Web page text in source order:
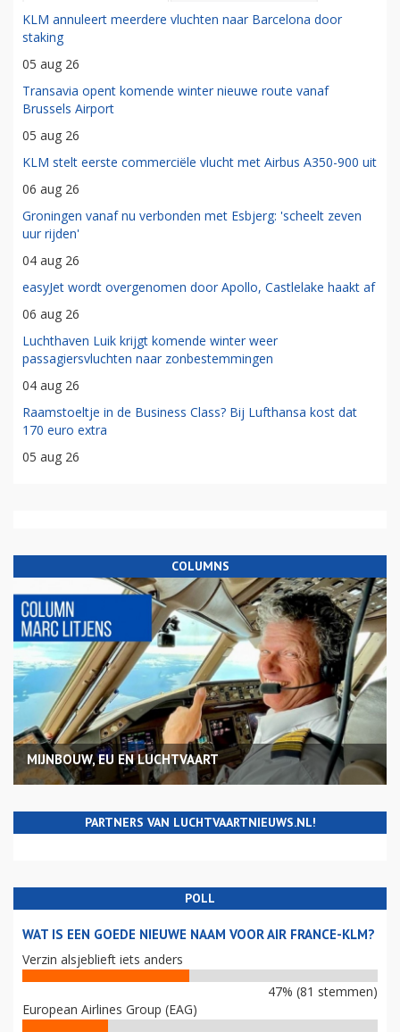
KLM annuleert meerdere vluchten naar Barcelona door
staking
05 aug 26
Transavia opent komende winter nieuwe route vanaf
Brussels Airport
05 aug 26
KLM stelt eerste commerciële vlucht met Airbus A350-900 uit
06 aug 26
Groningen vanaf nu verbonden met Esbjerg: 'scheelt zeven
uur rijden'
04 aug 26
easyJet wordt overgenomen door Apollo, Castlelake haakt af
06 aug 26
Luchthaven Luik krijgt komende winter weer
passagiersvluchten naar zonbestemmingen
04 aug 26
Raamstoeltje in de Business Class? Bij Lufthansa kost dat
170 euro extra
05 aug 26
COLUMNS
MIJNBOUW, EU EN LUCHTVAART
PARTNERS VAN LUCHTVAARTNIEUWS.NL!
POLL
WAT IS EEN GOEDE NIEUWE NAAM VOOR AIR FRANCE-KLM?
Verzin alsjeblieft iets anders
47% (81 stemmen)
European Airlines Group (EAG)